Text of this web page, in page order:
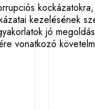
kezelésének
jó
vonatkozó